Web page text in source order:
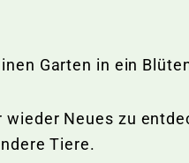
Garten in ein
Neues zu
Tiere.